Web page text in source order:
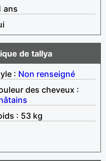
ans
de tallya
: Non renseigné
des cheveux :
: 53 kg